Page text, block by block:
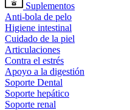
Suplementos
Anti-bola de pelo
Higiene intestinal
Cuidado de la piel
Articulaciones
Contra el estrés
Apoyo a la digestión
Soporte Dental
Soporte hepático
Soporte renal